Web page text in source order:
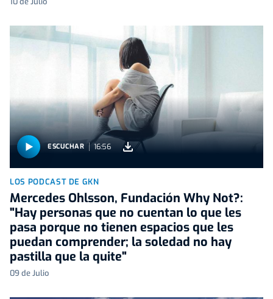
ESCUCHAR 16:56
LOS PODCAST DE GKN
Mercedes Ohlsson, Fundación Why Not?:
"Hay personas que no cuentan lo que les
pasa porque no tienen espacios que les
puedan comprender; la soledad no hay
pastilla que la quite"
09 de Julio